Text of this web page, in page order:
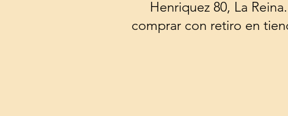
Henriquez 80, La
comprar con retiro en